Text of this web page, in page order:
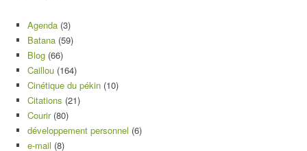
Agenda (3)
Batana (59)
Blog (66)
Caillou (164)
Cinétique du pékin (10)
Citations (21)
Courir(80)
développement personnel (6)
e-mail (8)